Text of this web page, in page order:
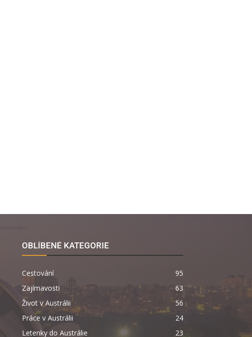
OBLÍBENÉ KATEGORIE
Cestování
95
Zajímavosti
63
Život v Austrálii
56
Práce v Austrálii
24
Letenky do Austrálie
23